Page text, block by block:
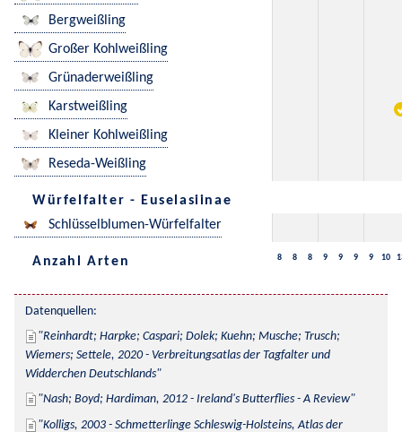
Bergweißling
Großer Kohlweißling
Grünaderweißling
Karstweißling
Kleiner Kohlweißling
Reseda-Weißling
Würfelfalter - Euselasiinae
Schlüsselblumen-Würfelfalter
Anzahl Arten 8 8 8 9 9 9 9 10
Datenquellen:
Reinhardt; Harpke; Caspari; Dolek; Kuehn; Musche; Trusch;
Wiemers; Settele, 2020 - Verbreitungsatlas der Tagfalter und
Widderchen Deutschlands
Nash; Boyd; Hardiman, 2012 - Ireland's Butterflies - A Review
Kolligs, 2003 - Schmetterlinge Schleswig-Holsteins, Atlas der